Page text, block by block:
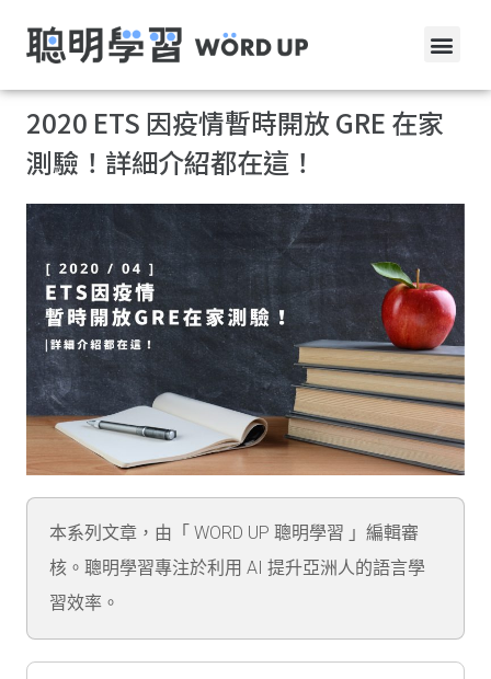
2020 ETS 因疫情暫時開放 GRE 在家
測驗！詳細介紹都在這！
本系列文章，由「 WORD UP 聰明學習 」編輯審
核。聰明學習專注於利用 AI 提升亞洲人的語言學
習效率。